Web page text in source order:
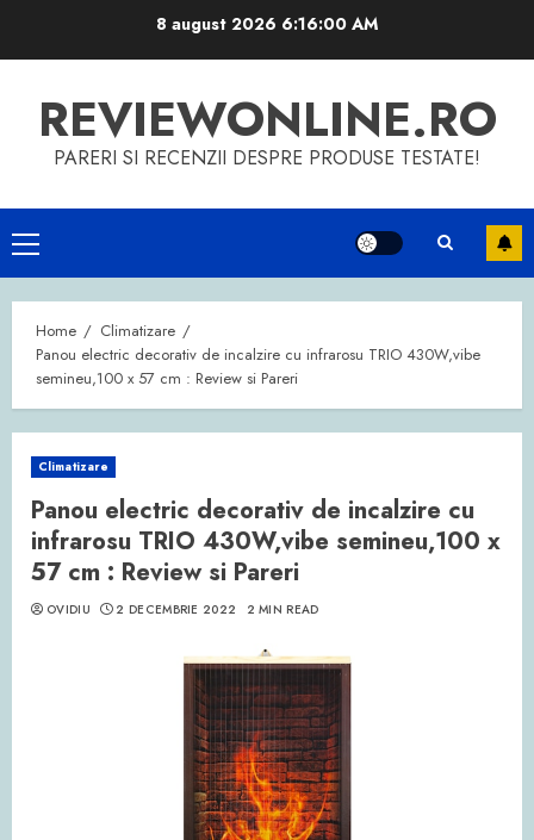
8 august 20266:16:01 AM
REVIEWONLINE.RO
PARERI SI RECENZII DESPRE PRODUSE TESTATE!
Primary
Menu
Home
Climatizare
Panou electric decorativ de incalzire cu infrarosu TRIO 430W,vibe
semineu,100 x 57 cm : Review si Pareri
Climatizare
Panou electric decorativ de incalzire cu
infrarosu TRIO 430W,vibe semineu,100 x
57 cm : Review si Pareri
OVIDIU 2 DECEMBRIE 2022 2 MIN READ